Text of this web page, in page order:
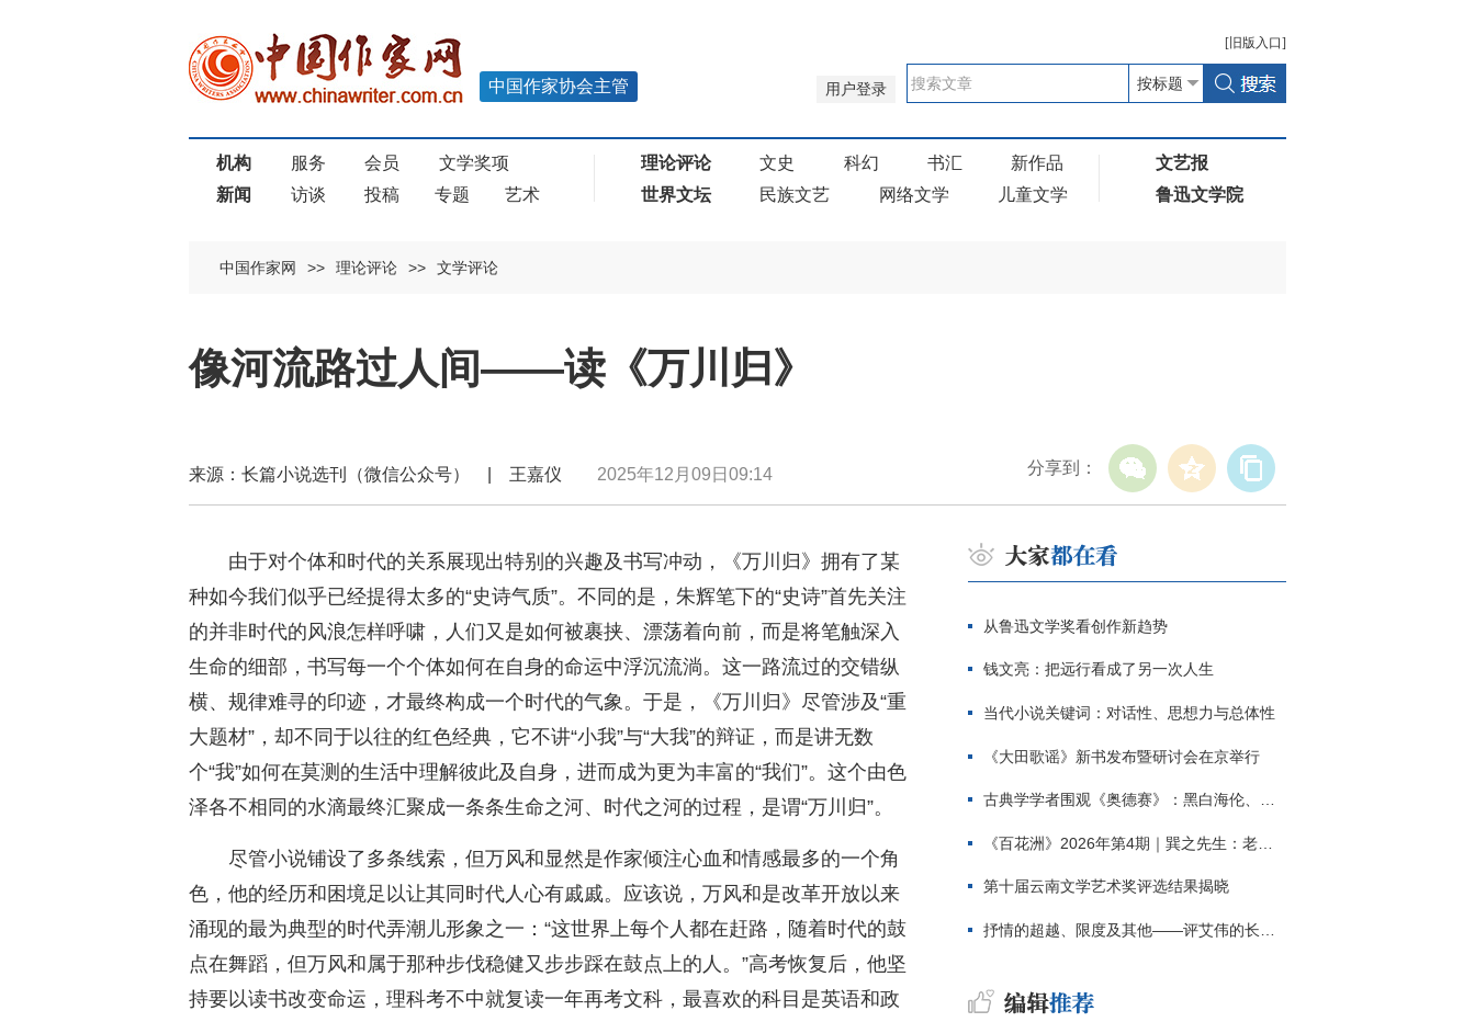
[ 旧版 入口]
用户登录
中国作家协会主管
机构 服务 会员
文学奖项
新闻
访谈 投稿 专题 艺术
理论评论 文史 科幻 书汇
新作品
世界文坛
民族文艺 网络文学 儿童文学
文艺报
鲁迅文学院
中国作家网 >> 理论评论 >> 文学评论
像河流路过人间——读《万川归》
分享到：
来源：长篇小说选刊（微信公众号） | 王嘉仪 2025年12月09日09:14
由于对个体和时代的关系展现出特别的兴趣及书写冲动，《万川归》拥有了某
种如今我们似乎已经提得太多的“史诗气质”。不同的是，朱辉笔下的“史诗”首先关注
的并非时代的风浪怎样呼啸，人们又是如何被裹挟、漂荡着向前，而是将笔触深入
生命的细部，书写每一个个体如何在自身的命运中浮沉流淌。这一路流过的交错纵
横、规律难寻的印迹，才最终构成一个时代的气象。于是，《万川归》尽管涉及“重
大题材”，却不同于以往的红色经典，它不讲“小我”与“大我”的辩证，而是讲无数
个“我”如何在莫测的生活中理解彼此及自身，进而成为更为丰富的“我们”。这个由色
泽各不相同的水滴最终汇聚成一条条生命之河、时代之河的过程，是谓“万川归”。
尽管小说铺设了多条线索，但万风和显然是作家倾注心血和情感最多的一个角
色，他的经历和困境足以让其同时代人心有戚戚。应该说，万风和是改革开放以来
涌现的最为典型的时代弄潮儿形象之一：“这世界上每个人都在赶路，随着时代的鼓
点在舞蹈，但万风和属于那种步伐稳健又步步踩在鼓点上的人。”高考恢复后，他坚
持要以读书改变命运，理科考不中就复读一年再考文科，最喜欢的科目是英语和政
从鲁迅文学奖看创作新趋势
钱文亮：把远行看成了另一次人生
当代小说关键词：对话性、思想力与总体性
《大田歌谣》新书发布暨研讨会在京举行
古典学学者围观《奥德赛》：黑白海伦、佩涅罗佩的别针与神秘入侵者
《百花洲》2026年第4期｜巽之先生：老兵朱向前侧记三题
第十届云南文学艺术奖评选结果揭晓
抒情的超越、限度及其他——评艾伟的长篇小说《春歌》